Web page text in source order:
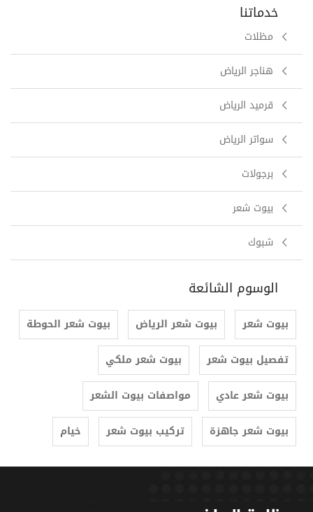
خدماتنا
مظلات
هناجر الرياض
قرميد الرياض
سواتر الرياض
برجولات
بيوت شعر
شبوك
الوسوم الشائعة
بيوت شعر بيوت شعر الرياض
بيوت شعر الحوطة
تفصيل بيوت شعر
بيوت شعر ملكي
بيوت شعر عادي
مواصفات بيوت الشعر
بيوت شعر جاهزة
تركيب بيوت شعر خيام